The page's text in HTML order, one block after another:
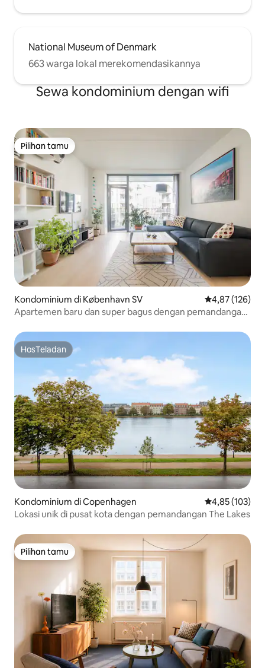
National Museum of Denmark
663 warga lokal merekomendasikannya
Sewa kondominium dengan wifi
Pilihan tamu
Pilihan tamu
Kondominium di København SV Nilai rata-rata
4,87 (126)
Apartemen baru dan super bagus dengan pemandangan
HosTeladan
HosTeladan
Kondominium di Copenhagen Nilai rata-rata
4,85 (103)
Lokasi unik di pusat kota dengan pemandangan The Lakes
Pilihan tamu
Pilihan tamu